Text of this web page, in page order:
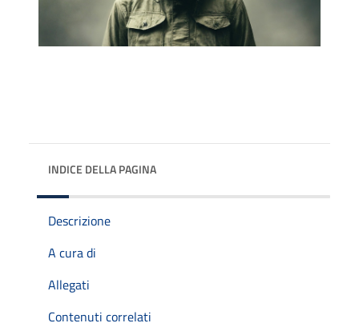
INDICE DELLA PAGINA
Descrizione
A cura di
Allegati
Contenuti correlati